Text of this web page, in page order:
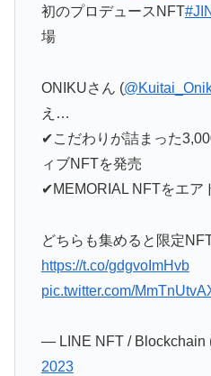
初のプロデュースNFT
場
ONIKUさん (
え…
✔︎こだわりが詰まった
ィブNFTを発売
✔︎MEMORIAL NFTをエア
どちらも集めると限定
https://t.co/gdgvoImHvb
pic.twitter.com/
— LINE NFT / Blockchain
2023